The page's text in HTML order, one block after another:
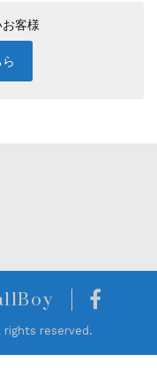
客様
rights reserved.